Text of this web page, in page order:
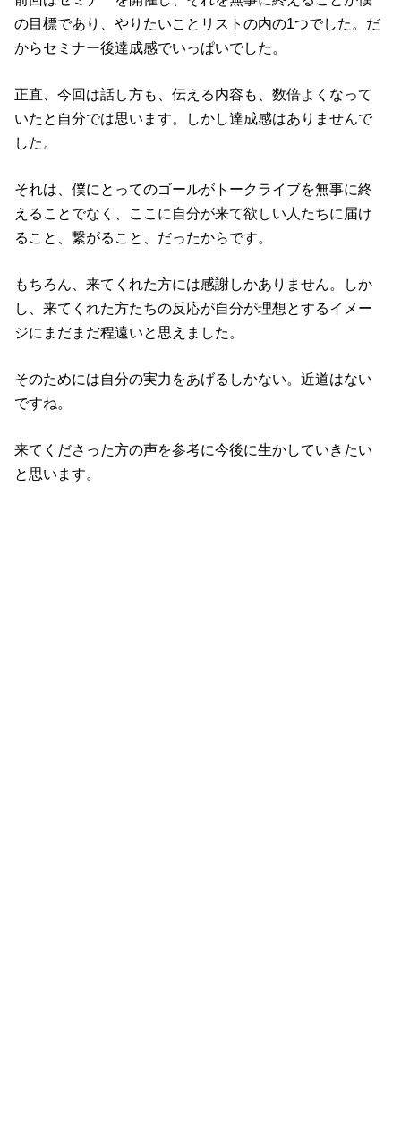
の目標であり、やりたいことリストの内の1つでした。だ
からセミナー後達成感でいっぱいでした。
正直、今回は話し方も、伝える内容も、数倍よくなって
いたと自分では思います。しかし達成感はありませんで
した。
それは、僕にとってのゴールがトークライブを無事に終
えることでなく、ここに自分が来て欲しい人たちに届け
ること、繋がること、だったからです。
もちろん、来てくれた方には感謝しかありません。しか
し、来てくれた方たちの反応が自分が理想とするイメー
ジにまだまだ程遠いと思えました。
そのためには自分の実力をあげるしかない。近道はない
ですね。
来てくださった方の声を参考に今後に生かしていきたい
と思います。